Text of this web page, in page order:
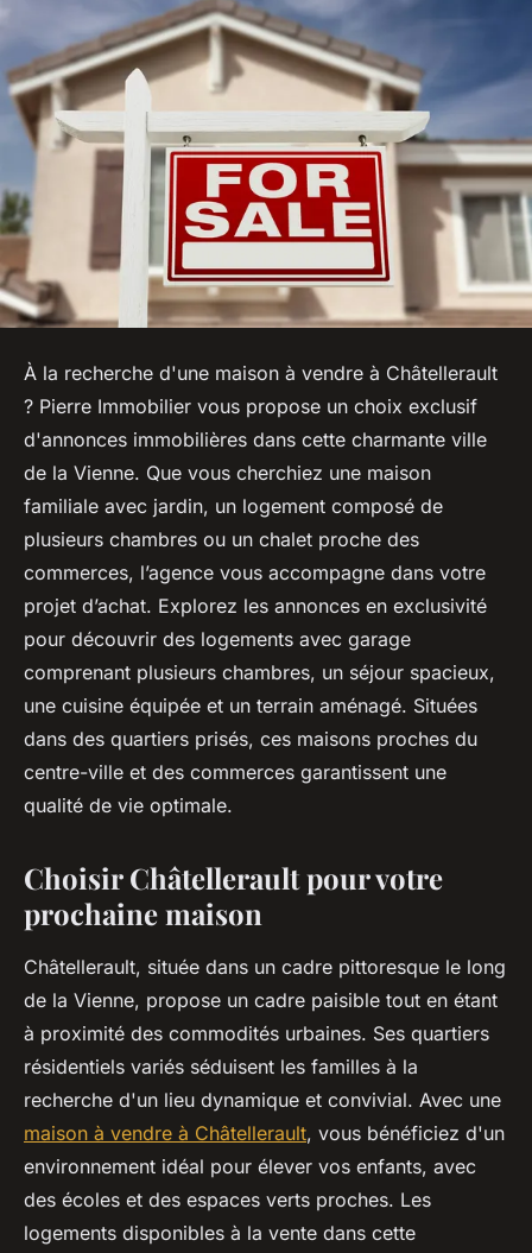
À la recherche d'une maison à vendre à Châtellerault
? Pierre Immobilier vous propose un choix exclusif
d'annonces immobilières dans cette charmante ville
de la Vienne. Que vous cherchiez une maison
familiale avec jardin, un logement composé de
plusieurs chambres ou un chalet proche des
commerces, l’agence vous accompagne dans votre
projet d’achat. Explorez les annonces en exclusivité
pour découvrir des logements avec garage
comprenant plusieurs chambres, un séjour spacieux,
une cuisine équipée et un terrain aménagé. Situées
dans des quartiers prisés, ces maisons proches du
centre-ville et des commerces garantissent une
qualité de vie optimale.
Choisir Châtellerault pour votre
prochaine maison
Châtellerault, située dans un cadre pittoresque le long
de la Vienne, propose un cadre paisible tout en étant
à proximité des commodités urbaines. Ses quartiers
résidentiels variés séduisent les familles à la
recherche d'un lieu dynamique et convivial. Avec une
maison à vendre à Châtellerault, vous bénéficiez d'un
environnement idéal pour élever vos enfants, avec
des écoles et des espaces verts proches. Les
logements disponibles à la vente dans cette